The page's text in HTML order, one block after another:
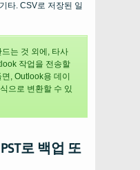
타. CSV로 저장된 일
는 것 외에, 타사
작업을 전송할
, Outlook용 데이
으로 변환할 수 있
로 백업 또